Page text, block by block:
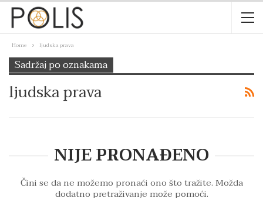
Home ljudska prava
Sadržaj po oznakama
ljudska prava
NIJE PRONAĐENO
Čini se da ne možemo pronaći ono što tražite. Možda
dodatno pretraživanje može pomoći.